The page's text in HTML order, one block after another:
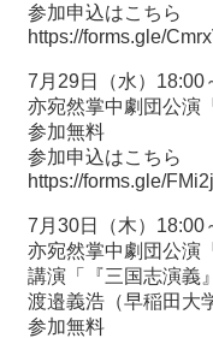
参加申込はこちら
https://forms.gle/
7月29日（水）18:00
亦宛然掌中劇団公演
参加無料
参加申込はこちら
https://forms.gle/
7月30日（木）18:00
亦宛然掌中劇団公演
講演「『三国志演義
渡邉義浩（早稲田大
参加無料